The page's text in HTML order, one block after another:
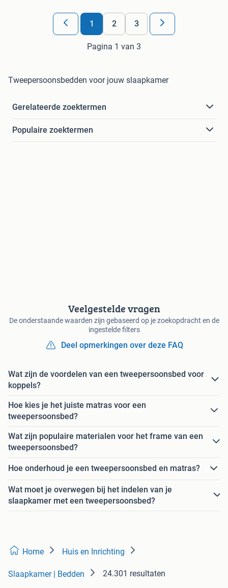
1 2 3
Pagina 1 van 3
Tweepersoonsbedden voor jouw slaapkamer
Gerelateerde zoektermen
Populaire zoektermen
Veelgestelde vragen
De onderstaande waarden zijn gebaseerd op je zoekopdracht en de
ingestelde filters
Deel opmerkingen over deze FAQ
Wat zijn de voordelen van een tweepersoonsbed voor
koppels?
Hoe kies je het juiste matras voor een
tweepersoonsbed?
Wat zijn populaire materialen voor het frame van een
tweepersoonsbed?
Hoe onderhoud je een tweepersoonsbed en matras?
Wat moet je overwegen bij het indelen van je
slaapkamer met een tweepersoonsbed?
Home Huis en Inrichting
Slaapkamer | Bedden 24.301 resultaten